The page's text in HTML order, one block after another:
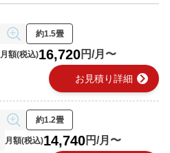
約1.5畳
月額(税込)16,720円/月〜
お見積り詳細 chevron_right
約1.2畳
月額(税込)14,740円/月〜